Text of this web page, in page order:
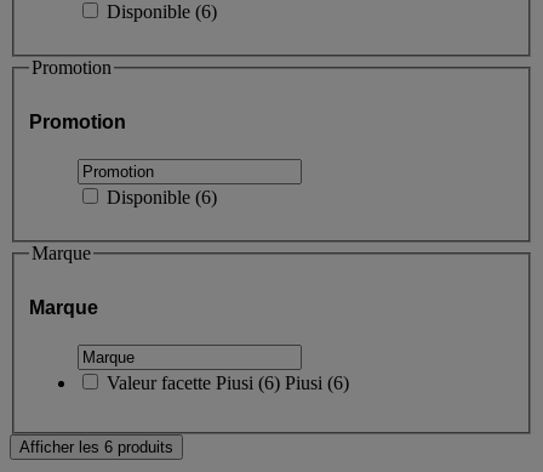
Disponible (6)
Promotion
Promotion
Disponible (6)
Marque
Marque
Valeur facette Piusi (6) Piusi (6)
Afficher les 6 produits